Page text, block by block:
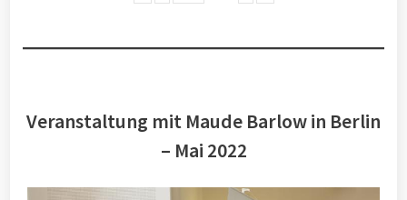
Veranstaltung mit Maude Barlow in Berlin
– Mai 2022